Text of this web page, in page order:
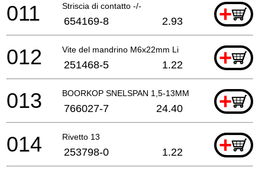
Striscia di contatto -/- +
011 654169-8 2.93
Vite del mandrino M6x22mm Li +
012 251468-5 1.22
BOORKOP SNELSPAN 1,5-13MM +
013 766027-7 24.40
Rivetto 13 +
014 253798-0 1.22